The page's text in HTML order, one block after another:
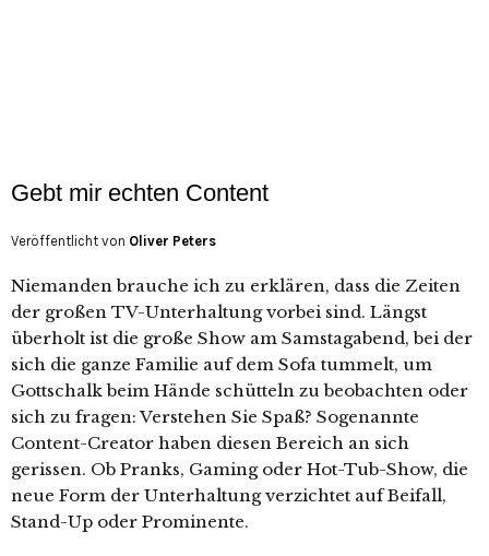
Gebt mir echten Content
Veröffentlicht von Oliver Peters
Niemanden brauche ich zu erklären, dass die Zeiten
der großen TV-Unterhaltung vorbei sind. Längst
überholt ist die große Show am Samstagabend, bei der
sich die ganze Familie auf dem Sofa tummelt, um
Gottschalk beim Hände schütteln zu beobachten oder
sich zu fragen: Verstehen Sie Spaß? Sogenannte
Content-Creator haben diesen Bereich an sich
gerissen. Ob Pranks, Gaming oder Hot-Tub-Show, die
neue Form der Unterhaltung verzichtet auf Beifall,
Stand-Up oder Prominente.